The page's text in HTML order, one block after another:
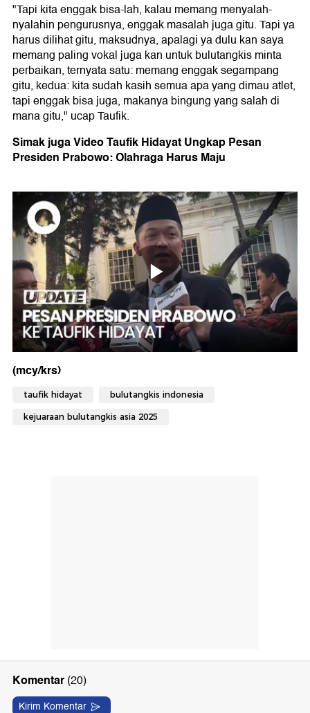
"Tapi kita enggak bisa-lah, kalau memang menyalah-
nyalahin pengurusnya, enggak masalah juga gitu. Tapi ya
harus dilihat gitu, maksudnya, apalagi ya dulu kan saya
memang paling vokal juga kan untuk bulutangkis minta
perbaikan, ternyata satu: memang enggak segampang
gitu, kedua: kita sudah kasih semua apa yang dimau atlet,
tapi enggak bisa juga, makanya bingung yang salah di
mana gitu," ucap Taufik.
Simak juga Video Taufik Hidayat Ungkap Pesan
Presiden Prabowo: Olahraga Harus Maju
(mcy/krs)
taufik hidayat bulutangkis indonesia
kejuaraan bulutangkis asia 2025